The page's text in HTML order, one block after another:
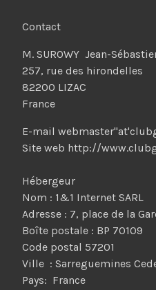
Contact
M. SUROWY Jean-
257, rue des hirondelles
82200 LIZAC
France
E-mail
Site web http://
Hébergeur
Nom : 1&1 Internet SARL
Adresse : 7, place de la
Boîte postale : BP 70109
Code postal 57201
Ville : Sarreguemines
Pays: France